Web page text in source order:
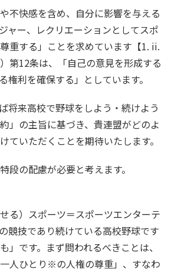
不快感を含め、自分に影響を与える
ャー、レクリエーションとしてスポ
重する」ことを求めています【1. ii.
第12条は、「自己の意見を形成する
利を確保する」としています。
将来高校で野球をしよう・続けよう
」の主旨に基づき、貴連盟がどのよ
いただくことを期待いたします。
の配慮が必要と考えます。
る）スポーツ＝スポーツエンターテ
競技であり続けている高校野球です
です。まず問われるべきことは、
人ひとり※の人権の尊重」、すなわ